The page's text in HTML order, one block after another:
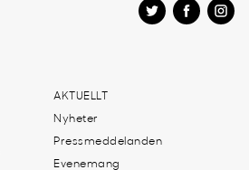
AKTUELLT
Nyheter
Pressmeddelanden
Evenemang